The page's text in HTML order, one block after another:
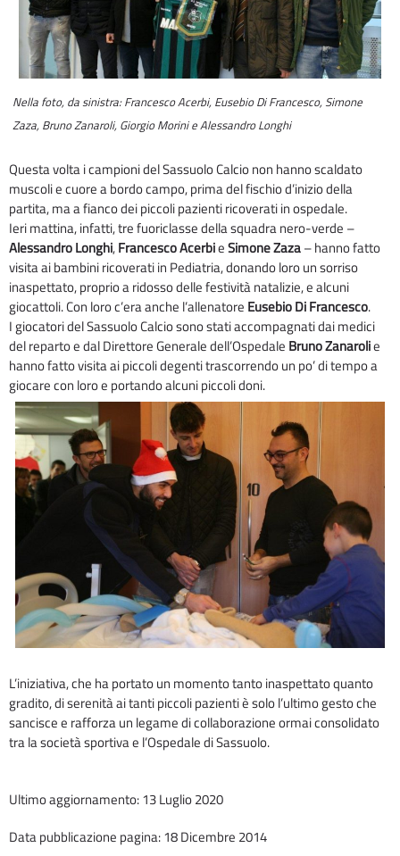
Nella foto, da sinistra: Francesco Acerbi, Eusebio Di Francesco, Simone
Zaza, Bruno Zanaroli, Giorgio Morini e Alessandro Longhi
Questa volta i campioni del Sassuolo Calcio non hanno scaldato
muscoli e cuore a bordo campo, prima del fischio d’inizio della
partita, ma a fianco dei piccoli pazienti ricoverati in ospedale.
Ieri mattina, infatti, tre fuoriclasse della squadra nero-verde –
Alessandro Longhi,Francesco AcerbieSimone Zaza– hanno fatto
visita ai bambini ricoverati in Pediatria, donando loro un sorriso
inaspettato, proprio a ridosso delle festività natalizie, e alcuni
giocattoli. Con loro c’era anche l’allenatore Eusebio Di Francesco.
I giocatori del Sassuolo Calcio sono stati accompagnati dai medici
del reparto e dal Direttore Generale dell’Ospedale Bruno Zanarolie
hanno fatto visita ai piccoli degenti trascorrendo un po’ di tempo a
giocare con loro e portando alcuni piccoli doni.
L’iniziativa, che ha portato un momento tanto inaspettato quanto
gradito, di serenità ai tanti piccoli pazienti è solo l’ultimo gesto che
sancisce e rafforza un legame di collaborazione ormai consolidato
tra la società sportiva e l’Ospedale di Sassuolo.
Ultimo aggiornamento: 13 Luglio 2020
Data pubblicazione pagina: 18 Dicembre 2014